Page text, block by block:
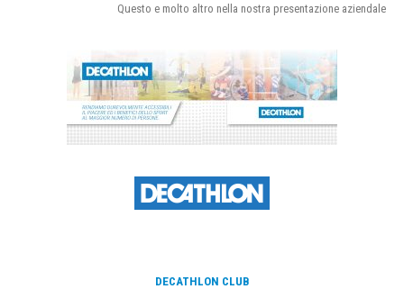
Questo e molto altro nella nostra presentazione aziendale
DECATHLON CLUB